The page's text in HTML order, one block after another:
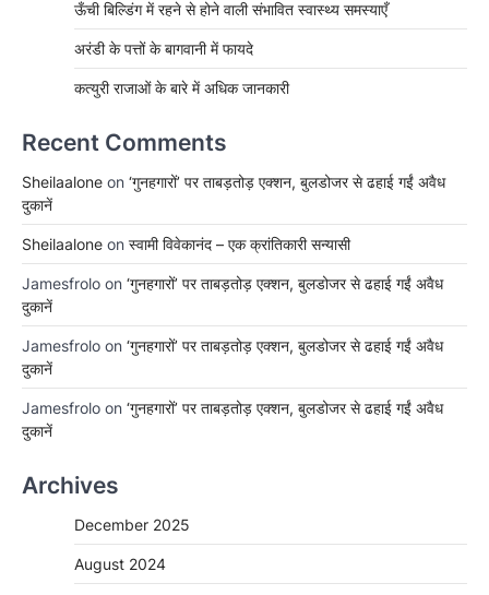
ऊँची बिल्डिंग में रहने से होने वाली संभावित स्वास्थ्य समस्याएँ
अरंडी के पत्तों के बागवानी में फायदे
कत्युरी राजाओं के बारे में अधिक जानकारी
Recent Comments
Sheilaalone on ‘गुनहगारों’ पर ताबड़तोड़ एक्शन, बुलडोजर से ढहाई गईं अवैध
दुकानें
Sheilaalone on स्वामी विवेकानंद – एक क्रांतिकारी सन्यासी
Jamesfrolo on ‘गुनहगारों’ पर ताबड़तोड़ एक्शन, बुलडोजर से ढहाई गईं अवैध
दुकानें
Jamesfrolo on ‘गुनहगारों’ पर ताबड़तोड़ एक्शन, बुलडोजर से ढहाई गईं अवैध
दुकानें
Jamesfrolo on ‘गुनहगारों’ पर ताबड़तोड़ एक्शन, बुलडोजर से ढहाई गईं अवैध
दुकानें
Archives
December 2025
August 2024